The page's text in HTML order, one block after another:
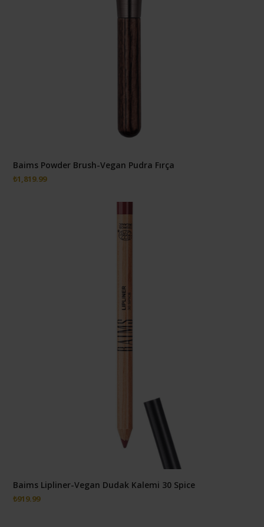
Baims Powder Brush-Vegan Pudra Fırça
₺1,819.99
Baims Lipliner-Vegan Dudak Kalemi 30 Spice
₺919.99